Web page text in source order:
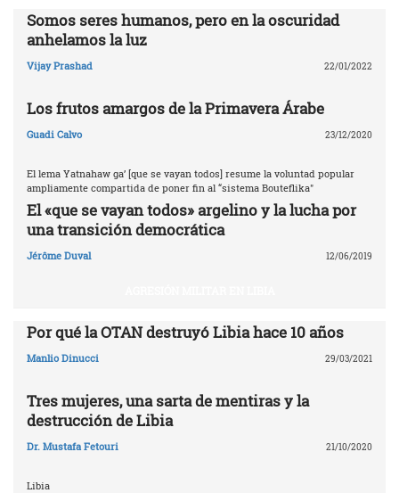
Somos seres humanos, pero en la oscuridad
anhelamos la luz
Vijay Prashad 22/01/2022
Los frutos amargos de la Primavera Árabe
Guadi Calvo 23/12/2020
El lema Yatnahaw ga’ [que se vayan todos] resume la voluntad popular
ampliamente compartida de poner fin al “sistema Bouteflika"
El «que se vayan todos» argelino y la lucha por
una transición democrática
Jérôme Duval 12/06/2019
Por qué la OTAN destruyó Libia ‎hace 10 años‎
Manlio Dinucci 29/03/2021
Tres mujeres, una sarta de mentiras y la
destrucción de Libia
Dr. Mustafa Fetouri 21/10/2020
Libia